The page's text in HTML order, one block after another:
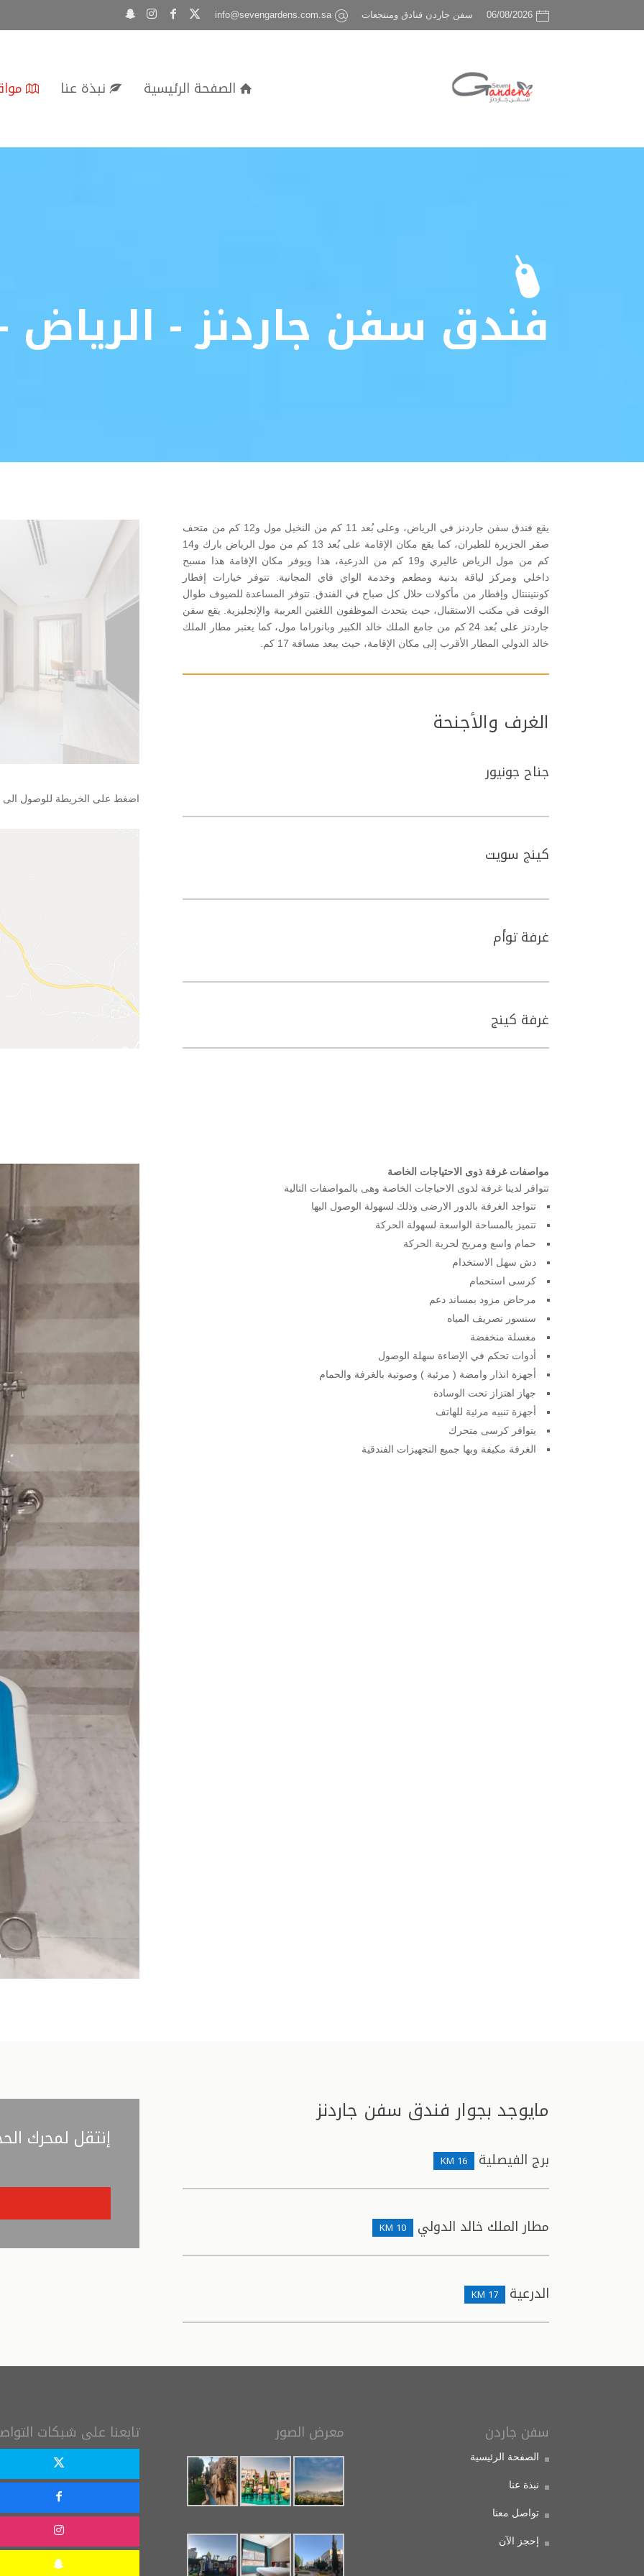
06/08/2026 سفن جاردن فنادق ومنتجعات info@sevengardens.com.sa
الصفحة الرئيسية نبذة عنا

فندق سفن جاردنز -
يقع فندق سفن جاردنز في الرياض، وعلى بُعد 11 كم من النخيل مول و12 كم من متحف
صقر الجزيرة للطيران، كما يقع مكان الإقامة على بُعد 13 كم من مول الرياض بارك و14
كم من مول الرياض غاليري و19 كم من الدرعية، هذا ويوفر مكان الإقامة هذا مسبح
داخلي ومركز لياقة بدنية ومطعم وخدمة الواي فاي المجانية. تتوفر خيارات إفطار
كونتيننتال وإفطار من مأكولات حلال كل صباح في الفندق. تتوفر المساعدة للضيوف طوال
الوقت في مكتب الاستقبال، حيث يتحدث الموظفون اللغتين العربية والإنجليزية. يقع سفن
جاردنز على بُعد 24 كم من جامع الملك خالد الكبير وبانوراما مول، كما يعتبر مطار الملك
خالد الدولي المطار الأقرب إلى مكان الإقامة، حيث يبعد مسافة 17 كم.
الغرف والأجنحة
جناح جونيور
كينج سويت
غرفة توأم
غرفة كينج
اضغط على الخريطة للوصول الى
مواصفات غرفة ذوى الاحتياجات الخاصة
تتوافر لدينا غرفة لذوى الاحياجات الخاصة وهى بالمواصفات التالية
تتواجد الغرفة بالدور الارضى وذلك لسهولة الوصول اليها
تتميز بالمساحة الواسعة لسهولة الحركة
حمام واسع ومريح لحرية الحركة
دش سهل الاستخدام
كرسى استحمام
مرحاض مزود بمساند دعم
سنسور تصريف المياه
مغسلة منخفضة
أدوات تحكم في الإضاءة سهلة الوصول
أجهزة انذار وامضة ( مرئية ) وصوتية بالغرفة والحمام
جهاز اهتزاز تحت الوسادة
أجهزة تنبيه مرئية للهاتف
يتوافر كرسى متحرك
الغرفة مكيفة وبها جميع التجهيزات الفندقية
مايوجد بجوار فندق سفن جاردنز
برج الفيصلية 16 KM
مطار الملك خالد الدولي 10 KM
الدرعية 17 KM
إنتقل لمحرك
سفن جاردن
الصفحة الرئيسية
نبذة عنا
تواصل معنا
إحجز الآن
معرض الصور تابعنا على شبكات